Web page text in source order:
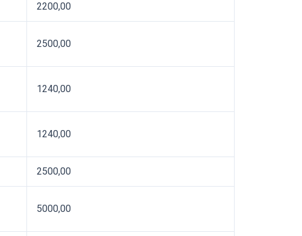
2200,00
2500,00
1240,00
1240,00
2500,00
5000,00